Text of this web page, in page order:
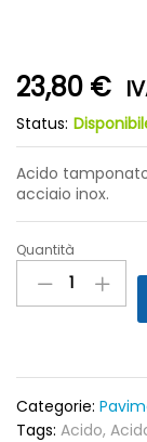
23,80 €
Status:
Acido
acciaio inox.
SF
200
detergente
non
corrosivo
quantity
Quantità
Categorie:
Tags: Acido,